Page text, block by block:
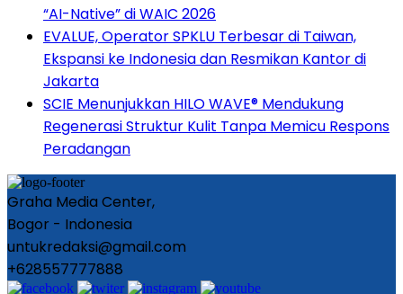
“AI-Native” di WAIC 2026
EVALUE, Operator SPKLU Terbesar di Taiwan,
Ekspansi ke Indonesia dan Resmikan Kantor di
Jakarta
SCIE Menunjukkan HILO WAVE® Mendukung
Regenerasi Struktur Kulit Tanpa Memicu Respons
Peradangan
Graha Media Center,
Bogor - Indonesia
untukredaksi@gmail.com
+628557777888